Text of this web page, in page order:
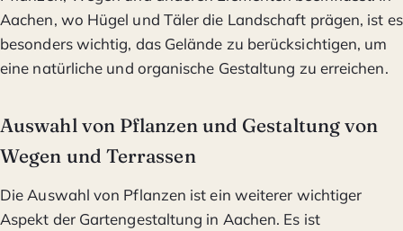
Aachen, wo Hügel und Täler die Landschaft prägen, ist es
besonders wichtig, das Gelände zu berücksichtigen, um
eine natürliche und organische Gestaltung zu erreichen.
Auswahl von Pflanzen und Gestaltung von
Wegen und Terrassen
Die Auswahl von Pflanzen ist ein weiterer wichtiger
Aspekt der Gartengestaltung in Aachen. Es ist